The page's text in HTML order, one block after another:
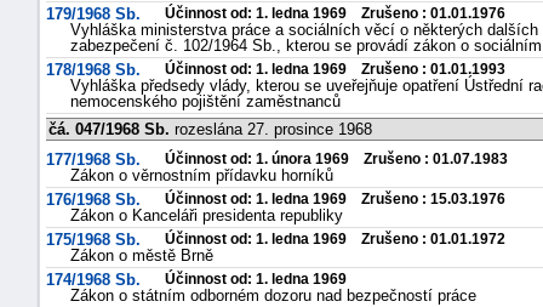
179/1968 Sb.
Účinnost od: 1. ledna 1969 Zrušeno : 01.01.1976
Vyhláška ministerstva práce a sociálních věcí o některých
zabezpečení č. 102/1964 Sb., kterou se provádí zákon o
178/1968 Sb.
Účinnost od: 1. ledna 1969 Zrušeno : 01.01.1993
Vyhláška předsedy vlády, kterou se uveřejňuje opatření Ústřední
nemocenského pojištění zaměstnanců
čá. 047/1968 Sb. rozeslána 27. prosince 1968
177/1968 Sb.
Účinnost od: 1. února 1969 Zrušeno : 01.07.1983
Zákon o věrnostním přídavku horníků
176/1968 Sb.
Účinnost od: 1. ledna 1969 Zrušeno : 15.03.1976
Zákon o Kanceláři presidenta republiky
175/1968 Sb.
Účinnost od: 1. ledna 1969 Zrušeno : 01.01.1972
Zákon o městě Brně
174/1968 Sb.
Účinnost od: 1. ledna 1969
Zákon o státním odborném dozoru nad bezpečností práce